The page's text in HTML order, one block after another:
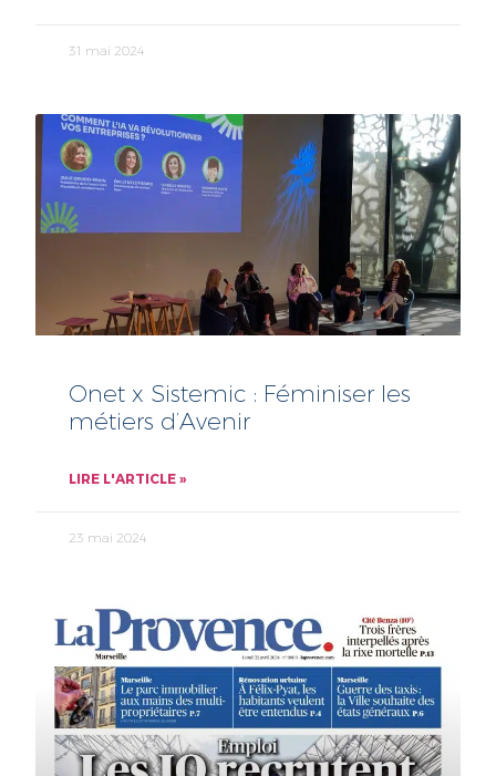
31 mai 2024
Onet x Sistemic : Féminiser les
métiers d’Avenir
LIRE L'ARTICLE »
23 mai 2024